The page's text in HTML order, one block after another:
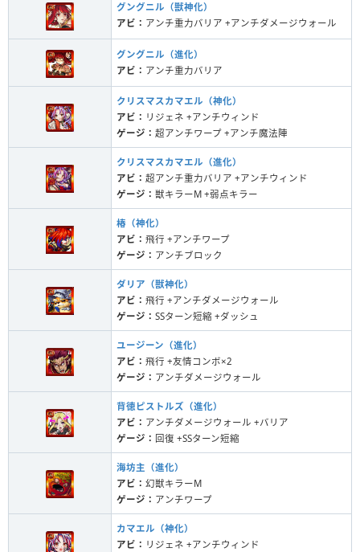
グングニル（獣神化）
アビ： アンチ重力バリア +アンチダメージウォール
グングニル（進化）
アビ： アンチ重力バリア
クリスマスカマエル（神化）
アビ： リジェネ +アンチウィンド
ゲージ： 超アンチワープ +アンチ魔法陣
クリスマスカマエル（進化）
アビ： 超アンチ重力バリア +アンチウィンド
ゲージ： 獣キラーM +弱点キラー
椿（神化）
アビ： 飛行 +アンチワープ
ゲージ： アンチブロック
ダリア（獣神化）
アビ： 飛行 +アンチダメージウォール
ゲージ： SSターン短縮 +ダッシュ
ユージーン（進化）
アビ： 飛行 +友情コンボ×2
ゲージ： アンチダメージウォール
背徳ピストルズ（進化）
アビ： アンチダメージウォール +バリア
ゲージ： 回復 +SSターン短縮
海坊主（進化）
アビ： 幻獣キラーM
ゲージ： アンチワープ
カマエル（神化）
アビ： リジェネ +アンチウィンド